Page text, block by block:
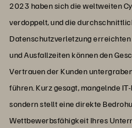
2023 haben sich die weltweiten
verdoppelt, und die
Datenschutzverletzung erreichten
und Ausfallzeiten können den
Vertrauen der Kunden
führen. Kurz gesagt, mangelnde
sondern stellt eine direkte
Wettbewerbsfähigkeit Ihres